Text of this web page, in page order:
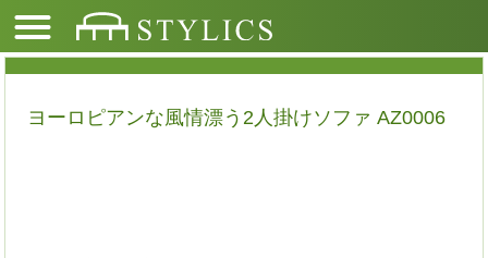
ヨーロピアンな風情漂う2人掛けソファ AZ0006